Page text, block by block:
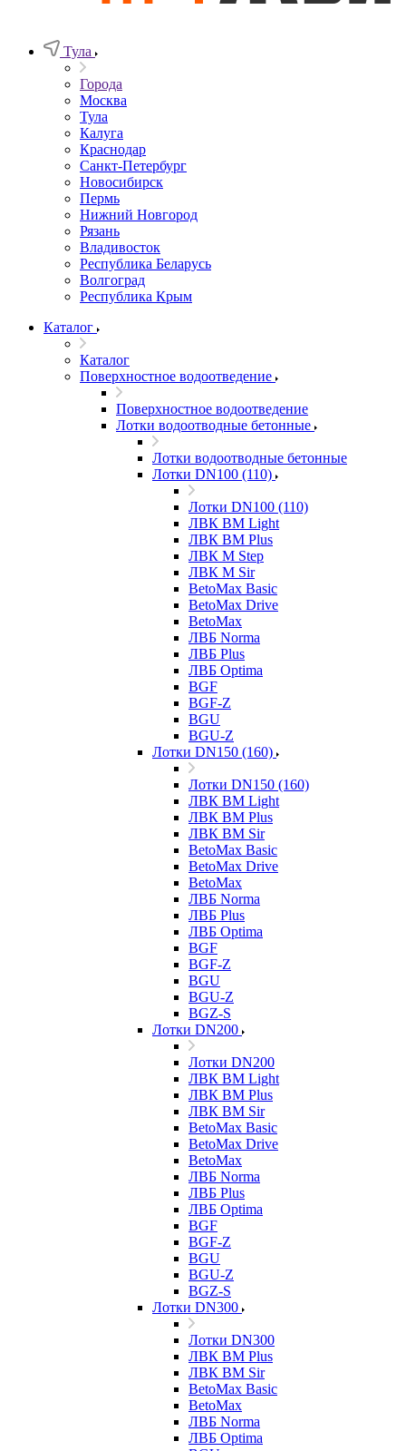
Тула
Города
Москва
Тула
Калуга
Краснодар
Санкт-Петербург
Новосибирск
Пермь
Нижний Новгород
Рязань
Владивосток
Республика Беларусь
Волгоград
Республика Крым
Каталог
Каталог
Поверхностное водоотведение
Поверхностное водоотведение
Лотки водоотводные бетонные
Лотки водоотводные бетонные
Лотки DN100 (110)
Лотки DN100 (110)
ЛВК ВМ Light
ЛВК ВМ Plus
ЛВК М Step
ЛВК М Sir
BetoMax Basic
BetoMax Drive
BetoMax
ЛВБ Norma
ЛВБ Plus
ЛВБ Optima
BGF
BGF-Z
BGU
BGU-Z
Лотки DN150 (160)
Лотки DN150 (160)
ЛВК ВМ Light
ЛВК ВМ Plus
ЛВК ВМ Sir
BetoMax Basic
BetoMax Drive
BetoMax
ЛВБ Norma
ЛВБ Plus
ЛВБ Optima
BGF
BGF-Z
BGU
BGU-Z
BGZ-S
Лотки DN200
Лотки DN200
ЛВК ВМ Light
ЛВК ВМ Plus
ЛВК ВМ Sir
BetoMax Basic
BetoMax Drive
BetoMax
ЛВБ Norma
ЛВБ Plus
ЛВБ Optima
BGF
BGF-Z
BGU
BGU-Z
BGZ-S
Лотки DN300
Лотки DN300
ЛВК ВМ Plus
ЛВК ВМ Sir
BetoMax Basic
BetoMax
ЛВБ Norma
ЛВБ Optima